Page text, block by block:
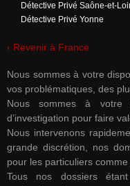
Détective Privé Saône-et-
Détective Privé Yonne
‹ Revenir à France
Nous sommes à votre
vos problématiques, des
Nous sommes à
d’investigation pour faire
Nous intervenons
grande discrétion, nos
pour les particuliers
Tous nos dossiers